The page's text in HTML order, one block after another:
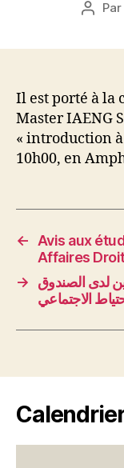
Par
Il est porté à la
Master IAENG
« introduction à
10h00, en
←
Avis aux
Affaires
→
لدى الصندوق
الاجتماعي